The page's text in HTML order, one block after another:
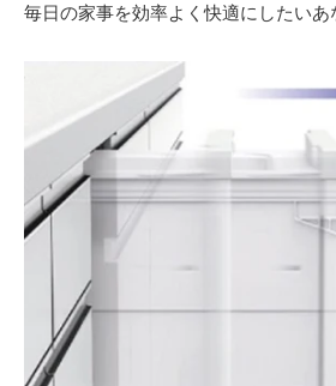
毎日の家事を効率よく快適にしたいあ